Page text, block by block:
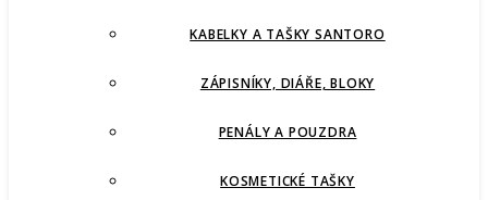
KABELKY A TAŠKY SANTORO
ZÁPISNÍKY, DIÁŘE, BLOKY
PENÁLY A POUZDRA
KOSMETICKÉ TAŠKY